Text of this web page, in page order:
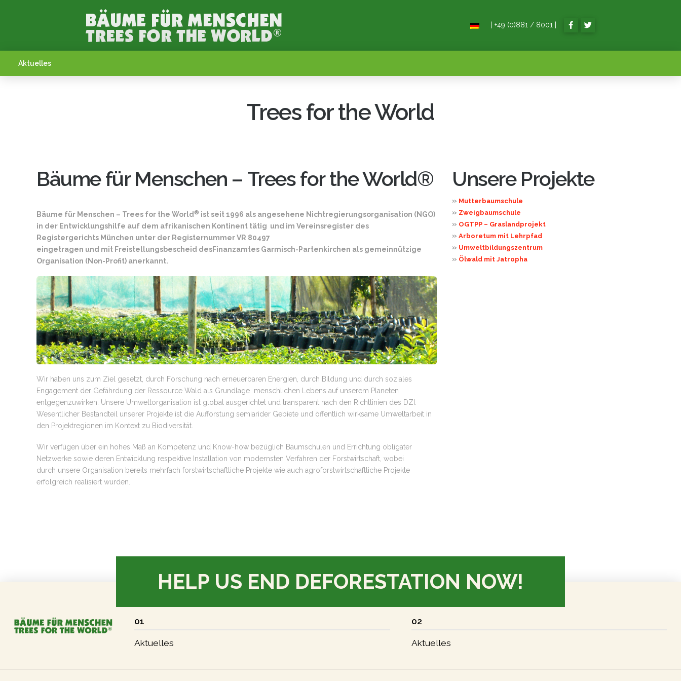
| +49 (0)881 / 8001 |
Aktuelles
Trees for the World
Bäume für Menschen – Trees for the World®
Bäume für Menschen – Trees for the World ® ist seit 1996 als angesehene Nichtregierungsorganisation (NGO)
in der Entwicklungshilfe auf dem afrikanischen Kontinent tätig und im Vereinsregister des
Registergerichts München unter der Registernummer VR 80497
eingetragen und mit Freistellungsbescheid desFinanzamtes Garmisch-Partenkirchen als gemeinnützige
Organisation (Non-Profit) anerkannt.
Wir haben uns zum Ziel gesetzt, durch Forschung nach erneuerbaren Energien, durch Bildung und durch soziales
Engagement der Gefährdung der Ressource Wald als Grundlage menschlichen Lebens auf unserem Planeten
entgegenzuwirken. Unsere Umweltorganisation ist global ausgerichtet und transparent nach den Richtlinien des DZI.
Wesentlicher Bestandteil unserer Projekte ist die Aufforstung semiarider Gebiete und öffentlich wirksame Umweltarbeit in
den Projektregionen im Kontext zu Biodiversität.
Wir verfügen über ein hohes Maß an Kompetenz und Know-how bezüglich Baumschulen und Errichtung obligater
Netzwerke sowie deren Entwicklung respektive Installation von modernsten Verfahren der Forstwirtschaft, wobei
durch unsere Organisation bereits mehrfach forstwirtschaftliche Projekte wie auch agroforstwirtschaftliche Projekte
erfolgreich realisiert wurden.
Unsere Projekte
» Mutterbaumschule
» Zweigbaumschule
» OGTPP – Graslandprojekt
» Arboretum mit Lehrpfad
» Umweltbildungszentrum
» Ölwald mit Jatropha
HELP US END DEFORESTATION NOW!
01
Aktuelles
02
Aktuelles